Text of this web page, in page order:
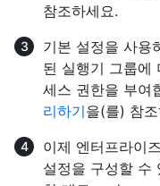
참조하세요.
기본 설정을 사용
된 실행기 그룹에
세스 권한을 부여
리하기을(를) 참
이제 엔터프라이
설정을 구성할 수